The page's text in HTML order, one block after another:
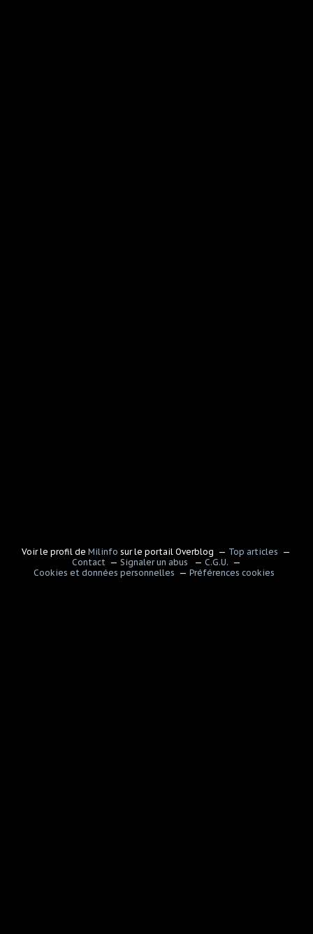
Voir le profil deMilinfo sur le portail Overblog
Top articles
Contact
Signaler un abus
C.G.U.
Cookies et données personnelles
Préférences cookies